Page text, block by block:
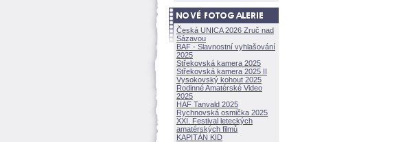
Česká UNICA 2026 Zruč nad
Sázavou
BAF - Slavnostní vyhlašování
2025
Střekovská kamera 2025
Střekovská kamera 2025 II
Vysokovský kohout 2025
Rodinné Amatérské Video
2025
HAF Tanvald 2025
Rychnovská osmička 2025
XXI. Festival leteckých
amatérských filmů
KAPITÁN KID